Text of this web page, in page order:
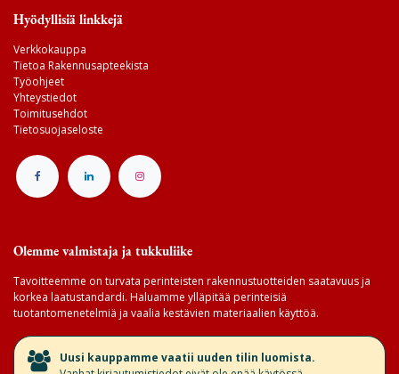
Hyödyllisiä linkkejä
Verkkokauppa
Tietoa Rakennusapteekista
Työohjeet
Yhteystiedot
Toimitusehdot
Tietosuojaseloste
Olemme valmistaja ja tukkuliike
Tavoitteemme on turvata perinteisten rakennustuotteiden saatavuus ja
korkea laatustandardi. Haluamme ylläpitää perinteisiä
tuotantomenetelmiä ja vaalia kestävien materiaalien käyttöä.
​Uusi kauppamme vaatii uuden tilin luomista.